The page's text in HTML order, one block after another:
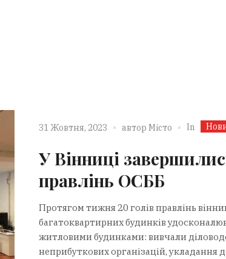
31 Жовтня, 2023 автор Місто In
У Вінниці
правлінь ОСББ
Протягом тижня 20 голів правлінь
багатоквартирних будинків
житловими будинками: вивчали
неприбуткових організацій, укладання